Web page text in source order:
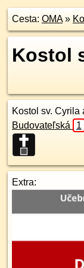
Cesta: OMA»
Kostol
Kostol sv. Cyrila
Budovateľská
1
Extra: